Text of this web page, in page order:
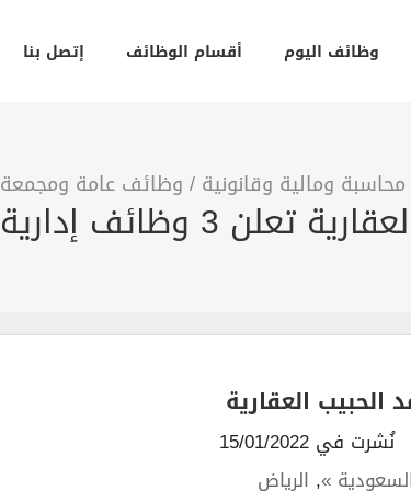
وظائف اليوم أقسام الوظائف إتصل بنا
ومالية وقانونية / وظائف عامة ومجمعة
وهندسية بالرياض
العقارية
نُشرت في 15/01/2022
»
, الرياض